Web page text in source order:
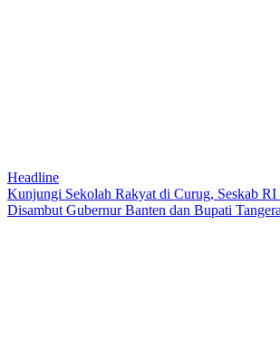
Headline
Kunjungi Sekolah Rakyat di Curug, Seskab RI
Disambut Gubernur Banten dan Bupati